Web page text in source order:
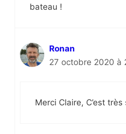
bateau !
Ronan
27 octobre 2020 à
Merci Claire, C’est